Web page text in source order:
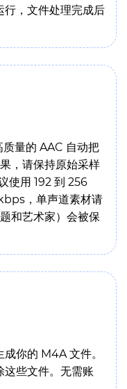
行，文件处理完成后
量的 AAC 自动把
，请保持原始采样
使用 192 到 256
，单声道素材请
和艺术家）会被保
你的 M4A 文件。
这些文件。无需账